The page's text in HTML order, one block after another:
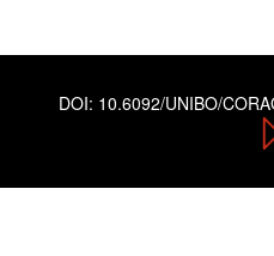
DOI: 10.6092/UNIBO/